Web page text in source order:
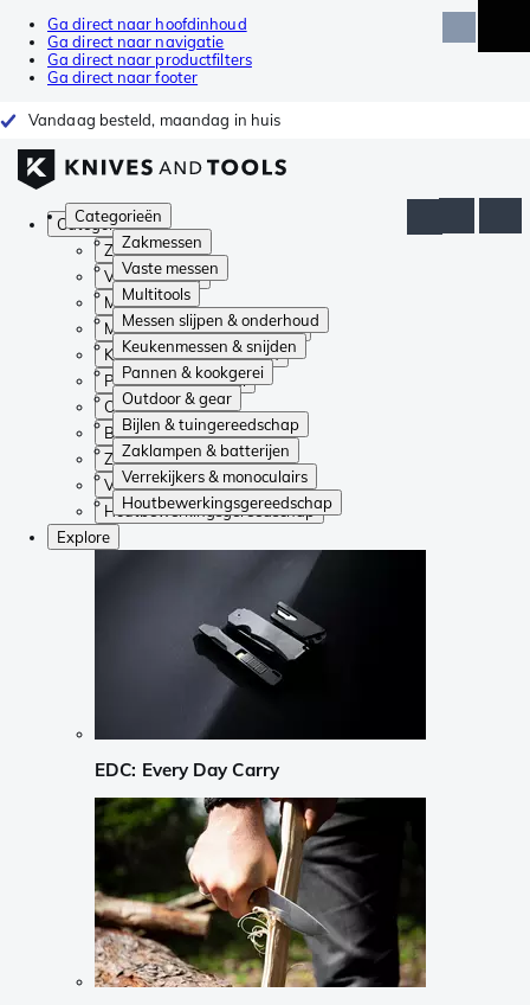
Ga direct naar hoofdinhoud
Ga direct naar navigatie
Ga direct naar productfilters
Ga direct naar footer
Vandaag besteld, maandag in huis
Categorieën
Zakmessen
Vaste messen
Multitools
Messen slijpen & onderhoud
Keukenmessen & snijden
Pannen & kookgerei
Outdoor & gear
Bijlen & tuingereedschap
Zaklampen & batterijen
Verrekijkers & monoculairs
Houtbewerkingsgereedschap
Categorieën
Zakmessen
Vaste messen
Multitools
Messen slijpen & onderhoud
Keukenmessen & snijden
Pannen & kookgerei
Outdoor & gear
Bijlen & tuingereedschap
Zaklampen & batterijen
Verrekijkers & monoculairs
Houtbewerkingsgereedschap
Explore
EDC: Every Day Carry